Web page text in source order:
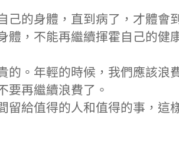
己的身體，直到病了，才體會
體，不能再繼續揮霍自己的健
的。年輕的時候，我們應該浪
要再繼續浪費了。
留給值得的人和值得的事，這